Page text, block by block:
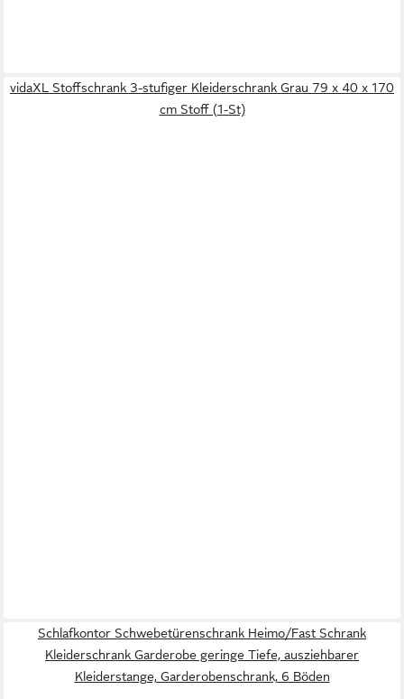
vidaXL Stoffschrank 3-stufiger Kleiderschrank Grau 79 x 40 x 170
cm Stoff (1-St)
Schlafkontor Schwebetürenschrank Heimo/Fast Schrank
Kleiderschrank Garderobe geringe Tiefe, ausziehbarer
Kleiderstange, Garderobenschrank, 6 Böden